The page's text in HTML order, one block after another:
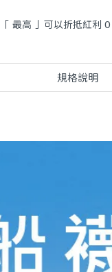
最高 」可以折抵紅利 0
規格說明